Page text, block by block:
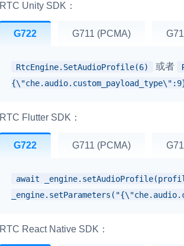
RTC Unity SDK：
G722 G711 (PCMA)
RtcEngine.SetAudioProfile(6) 或者
RTC Flutter SDK：
G722 G711 (PCMA)
await
RTC React Native SDK：